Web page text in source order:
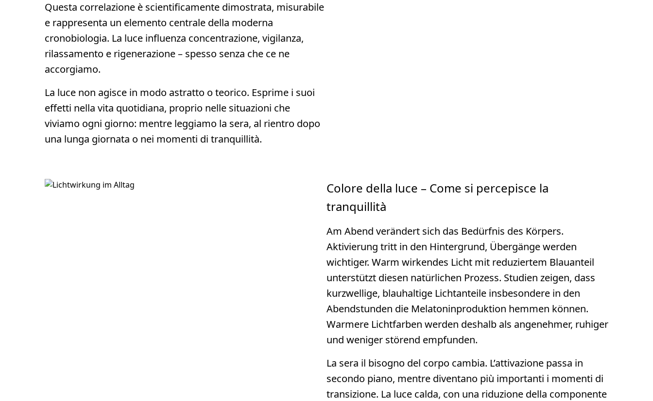
Questa correlazione è scientificamente dimostrata, misurabile
e rappresenta un elemento centrale della moderna
cronobiologia. La luce influenza concentrazione, vigilanza,
rilassamento e rigenerazione – spesso senza che ce ne
accorgiamo.
La luce non agisce in modo astratto o teorico. Esprime i suoi
effetti nella vita quotidiana, proprio nelle situazioni che
viviamo ogni giorno: mentre leggiamo la sera, al rientro dopo
una lunga giornata o nei momenti di tranquillità.
Colore della luce – Come si percepisce la
tranquillità
Am Abend verändert sich das Bedürfnis des Körpers.
Aktivierung tritt in den Hintergrund, Übergänge werden
wichtiger. Warm wirkendes Licht mit reduziertem Blauanteil
unterstützt diesen natürlichen Prozess. Studien zeigen, dass
kurzwellige, blauhaltige Lichtanteile insbesondere in den
Abendstunden die Melatoninproduktion hemmen können.
Warmere Lichtfarben werden deshalb als angenehmer, ruhiger
und weniger störend empfunden.
La sera il bisogno del corpo cambia. L’attivazione passa in
secondo piano, mentre diventano più importanti i momenti di
transizione. La luce calda, con una riduzione della componente